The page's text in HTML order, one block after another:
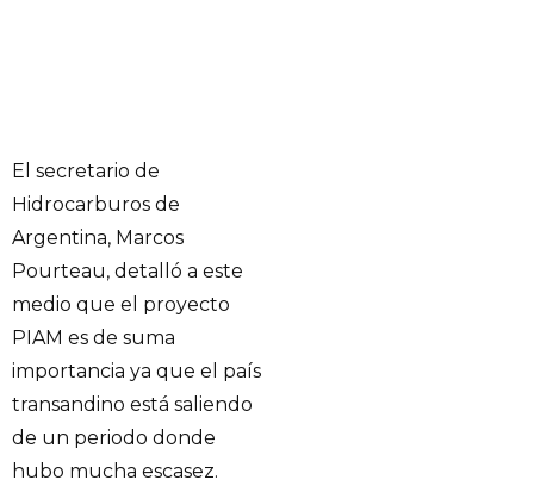
El secretario de
Hidrocarburos de
Argentina, Marcos
Pourteau, detalló a este
medio que el proyecto
PIAM es de suma
importancia ya que el país
transandino está saliendo
de un periodo donde
hubo mucha escasez.